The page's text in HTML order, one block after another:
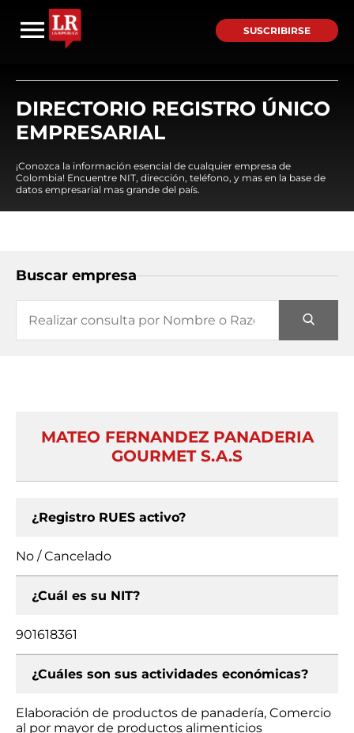
SUSCRIBIRSE
DIRECTORIO REGISTRO ÚNICO
EMPRESARIAL
¡Conozca la información esencial de cualquier empresa de
Colombia! Encuentre NIT, dirección, teléfono, y mas en la base de
datos empresarial mas grande del país.
Buscar empresa
MATEO FERNANDEZ PANADERIA
GOURMET S.A.S
¿Registro RUES activo?
No / Cancelado
¿Cuál es su NIT?
901618361
¿Cuáles son sus actividades económicas?
Elaboración de productos de panadería, Comercio
al por mayor de productos alimenticios